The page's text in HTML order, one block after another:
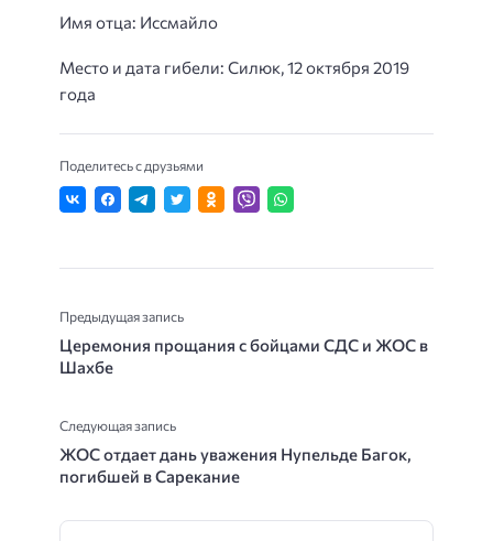
Имя отца: Иссмайло
Место и дата гибели: Силюк, 12 октября 2019
года
Поделитесь с друзьями
Предыдущая запись
Церемония прощания с бойцами СДС и ЖОС в
Шахбе
Следующая запись
ЖОС отдает дань уважения Нупельде Багок,
погибшей в Сарекание